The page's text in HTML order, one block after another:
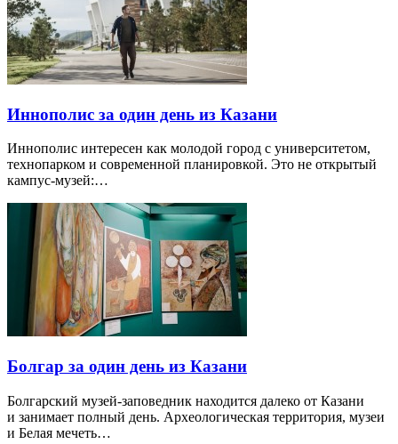
Иннополис за один день из Казани
Иннополис интересен как молодой город с университетом,
технопарком и современной планировкой. Это не открытый
кампус-музей:…
Болгар за один день из Казани
Болгарский музей-заповедник находится далеко от Казани
и занимает полный день. Археологическая территория, музеи
и Белая мечеть…